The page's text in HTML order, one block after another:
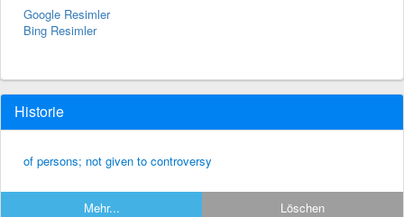
Google Resimler
Bing Resimler
Historie
of persons; not given to controversy
Mehr... Löschen